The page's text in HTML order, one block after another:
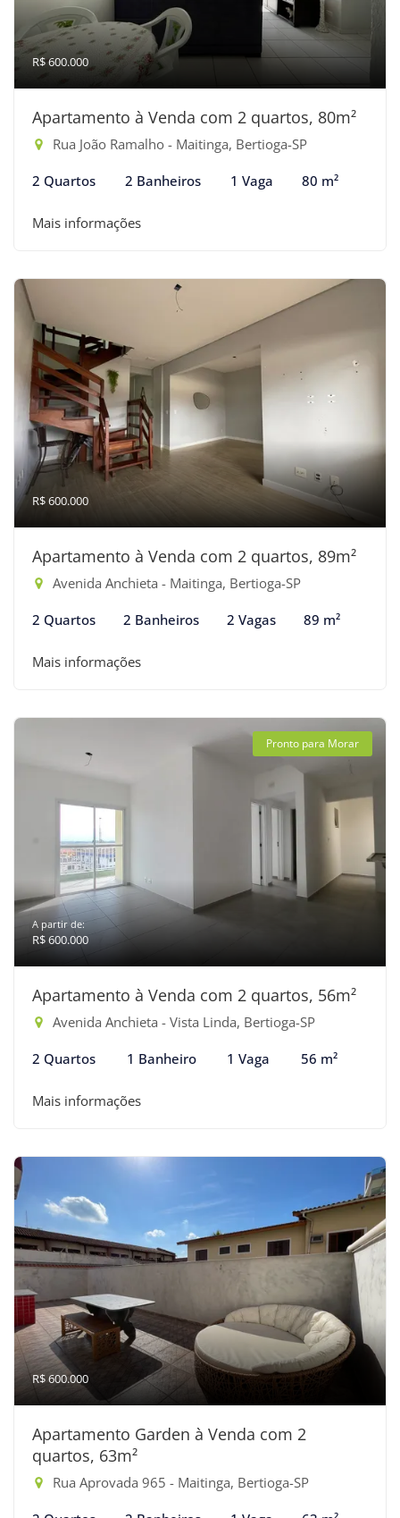
R$ 600.000
Apartamento à Venda com 2 quartos, 80m²
Rua João Ramalho - Maitinga, Bertioga-SP
2 Quartos 2 Banheiros 1 Vaga 80 m²
Mais informações
R$ 600.000
Apartamento à Venda com 2 quartos, 89m²
Avenida Anchieta - Maitinga, Bertioga-SP
2 Quartos 2 Banheiros 2 Vagas 89 m²
Mais informações
Pronto para Morar
A partir de:
R$ 600.000
Apartamento à Venda com 2 quartos, 56m²
Avenida Anchieta - Vista Linda, Bertioga-SP
2 Quartos 1 Banheiro 1 Vaga 56 m²
Mais informações
R$ 600.000
Apartamento Garden à Venda com 2
quartos, 63m²
Rua Aprovada 965 - Maitinga, Bertioga-SP